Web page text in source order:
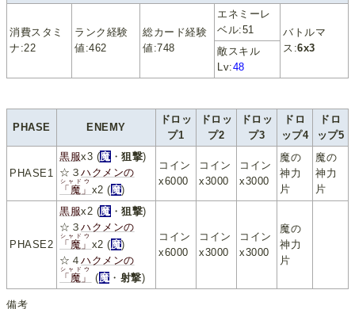
消費スタミ
ナ:22
ランク経験
値:462
総カード経験
値:748
エネミーレ
ベル:51
バトルマ
ス:6x3
敵スキル
Lv:48
PHASE ENEMY
ドロッ
プ1
ドロッ
プ2
ドロッ
プ3
ドロ
ップ4
ドロ
ップ5
PHASE1
黒服x3 (魔・狙撃)
☆３ハクメンの
「魔」
シャドウ
x2 (魔)
コイン
x6000
コイン
x3000
コイン
x3000
魔の
神力
片
魔の
神力
片
PHASE2
黒服x2 (魔・狙撃)
☆３ハクメンの
「魔」
シャドウ
x2 (魔)
☆４ハクメンの
「魔」
シャドウ
(魔 ・ 射撃)
コイン
x6000
コイン
x3000
コイン
x3000
魔の
神力
片
備考